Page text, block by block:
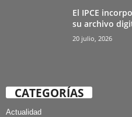
El IPCE
su archivo
20 julio, 2026
CATEGORÍAS
Actualidad